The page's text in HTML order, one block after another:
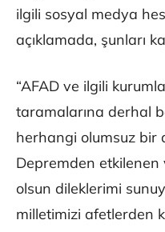
ilgili sosyal medya
açıklamada, şunları
“AFAD ve ilgili
taramalarına derhal
herhangi olumsuz bir
Depremden etkilenen
olsun dileklerimi
milletimizi afetlerden